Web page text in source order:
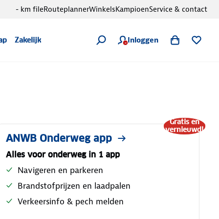
Zakelijk Inloggen
- km fileRouteplannerWinkelsKampioenService & contact
Gratis en
vernieuwd!
ANWB Onderweg app
Alles voor onderweg in 1 app
Navigeren en parkeren
Brandstofprijzen en laadpalen
Verkeersinfo & pech melden